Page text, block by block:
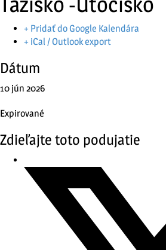
+ Pridať do Google Kalendára
+ iCal / Outlook export
Dátum
10 jún 2026
Expirované
Zdieľajte toto podujatie